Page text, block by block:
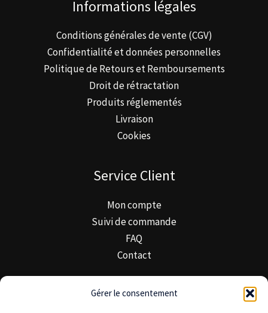
Gérer le consentement
Informations légales
Conditions générales de vente (CGV)
Confidentialité et données personnelles
Politique de Retours et Remboursements
Droit de rétractation
Produits réglementés
Livraison
Cookies
Service Client
Mon compte
Suivi de commande
FAQ
Contact
Minimal Trek & Confiance